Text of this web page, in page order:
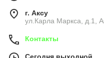
г. Аксу
ул.Карла Маркса, д.1,
Контакты